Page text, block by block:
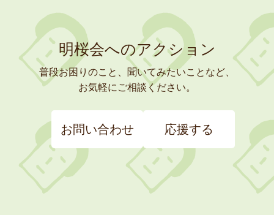
明桜会へのアクション
普段お困りのこと、聞いてみたいことなど、
お気軽にご相談ください。
お問い合わせ 応援する